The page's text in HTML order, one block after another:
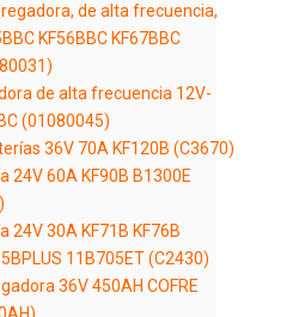
de alta frecuencia,
KF56BBC KF67BBC
de alta frecuencia 12V-
(01080045)
36V 70A KF120B (C3670)
24V 60A KF90B B1300E
24V 30A KF71B KF76B
11B705ET (C2430)
36V 450AH COFRE